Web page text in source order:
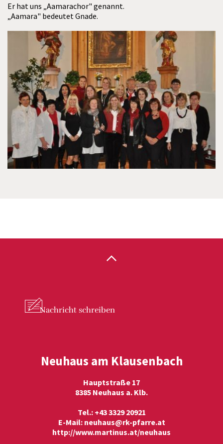
Er hat uns „Aamarachor" genannt.
„Aamara" bedeutet Gnade.
Nachricht schreiben
Neuhaus am Klausenbach
Hauptstraße 17
8385 Neuhaus a. Klb.
Tel.: +43 3329 20921
E-Mail: neuhaus@rk-pfarre.at
http://www.martinus.at/neuhaus